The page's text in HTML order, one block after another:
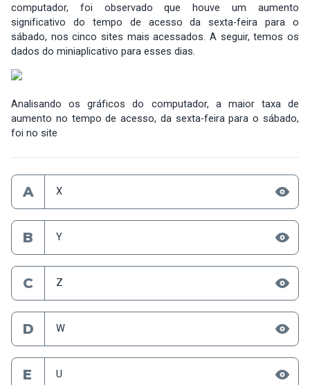
computador, foi observado que houve um aumento
significativo do tempo de acesso da sexta-feira para o
sábado, nos cinco sites mais acessados. A seguir, temos os
dados do miniaplicativo para esses dias.
Analisando os gráficos do computador, a maior taxa de
aumento no tempo de acesso, da sexta-feira para o sábado,
foi no site
A X
B Y
C Z
D W
E U